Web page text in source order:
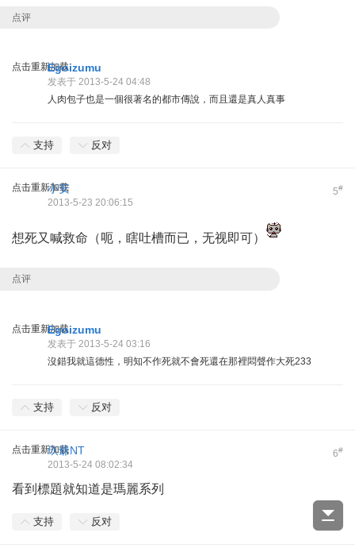
点评
点击重新加载Egoizumu
发表于 2013-5-24 04:48
人肉包子也是一個很著名的都市傳說，而且還是真人真事
支持 反对
点击重新加载 5#
小安
2013-5-23 20:06:15
想死又喊救命（呃，瞎吐槽而已，无视即可）
点评
点击重新加载Egoizumu
发表于 2013-5-24 03:16
沒錯我就這德性，明知不作死就不會死還在那裡悶聲作大死233
支持 反对
点击重新加载 6#
玖爺NT
2013-5-24 08:02:34
看到標題就知道是瑪麗系列
支持 反对